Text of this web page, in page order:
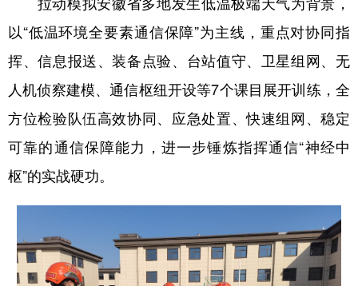
北京 天津 河北 山西
辽宁 吉林 上海 江苏
浙江 安徽 福建 江西
广东
四川 贵州 云南 西藏
陕西 甘肃 青海 宁夏
新疆 内蒙古 黑龙江
以“低温环境全要素通信保障”为主线，重点对协同指
挥、信息报送、装备点验、台站值守、卫星组网、无
人机侦察建模、通信枢纽开设等7个课目展开训练，全
方位检验队伍高效协同、应急处置、快速组网、稳定
可靠的通信保障能力，进一步锤炼指挥通信“神经中
枢”的实战硬功。